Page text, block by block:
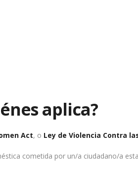
aplica?
Act, o Ley de Violencia Contra
cometida por un/a ciudadano/a